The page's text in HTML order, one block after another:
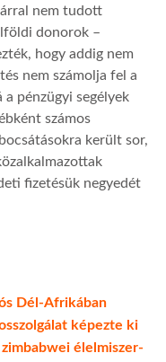
nem tudott
donorok –
hogy addig nem
nem számolja fel a
pénzügyi segélyek
számos
került sor,
fizetésük negyedét
Dél-Afrikában
képezte ki
élelmiszer-